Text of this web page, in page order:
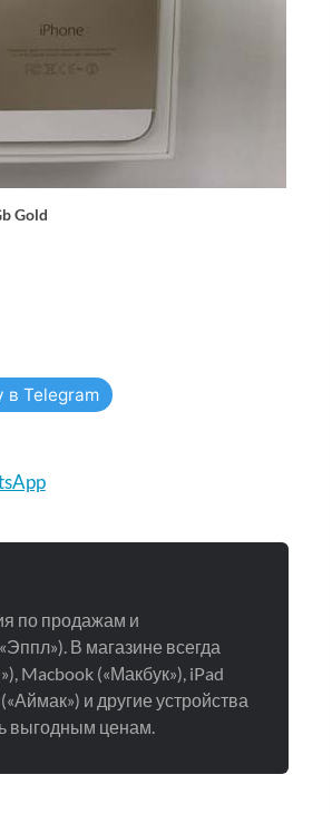
Gold
в Telegram
по продажам и
В магазине всегда
Macbook («Макбук»), iPad
и другие устройства
выгодным ценам.